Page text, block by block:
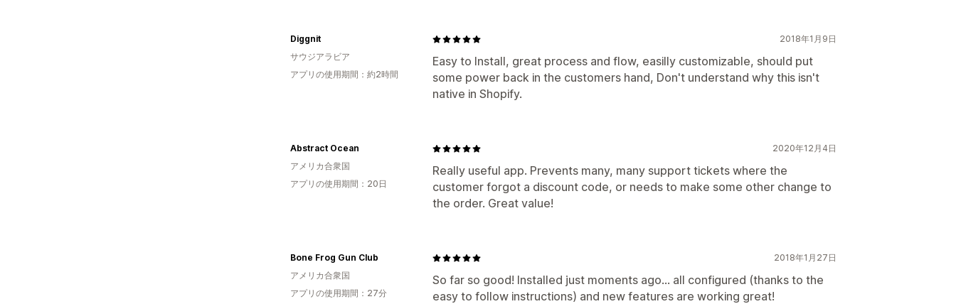
2018年1月9日
Easy to Install, great process and flow, easilly customizable, should put
some power back in the customers hand, Don't understand why this isn't
native in Shopify.
Diggnit
サウジアラビア
アプリの使用期間：約2時間
2020年12月4日
Really useful app. Prevents many, many support tickets where the
customer forgot a discount code, or needs to make some other change to
the order. Great value!
Abstract Ocean
アメリカ合衆国
アプリの使用期間：20日
2018年1月27日
So far so good! Installed just moments ago... all configured (thanks to the
easy to follow instructions) and new features are working great!
Bone Frog Gun Club
アメリカ合衆国
アプリの使用期間：27分